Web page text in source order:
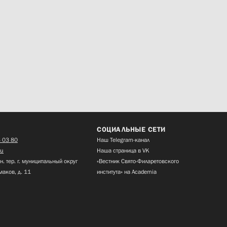
03 80
тер. г. муниципальный округ
д. 11
СОЦИАЛЬНЫЕ СЕТИ
Наш Telegram-канал
Наша страница в VK
«Вестник Свято-Филаретовского
института» на Academia